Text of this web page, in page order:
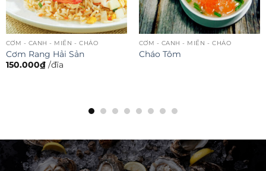
- CANH - MIẾN - CHÁO
Rang Hải Sản
₫ /đĩa
CƠM - CANH - MIẾN - CHÁO
Cháo Tôm